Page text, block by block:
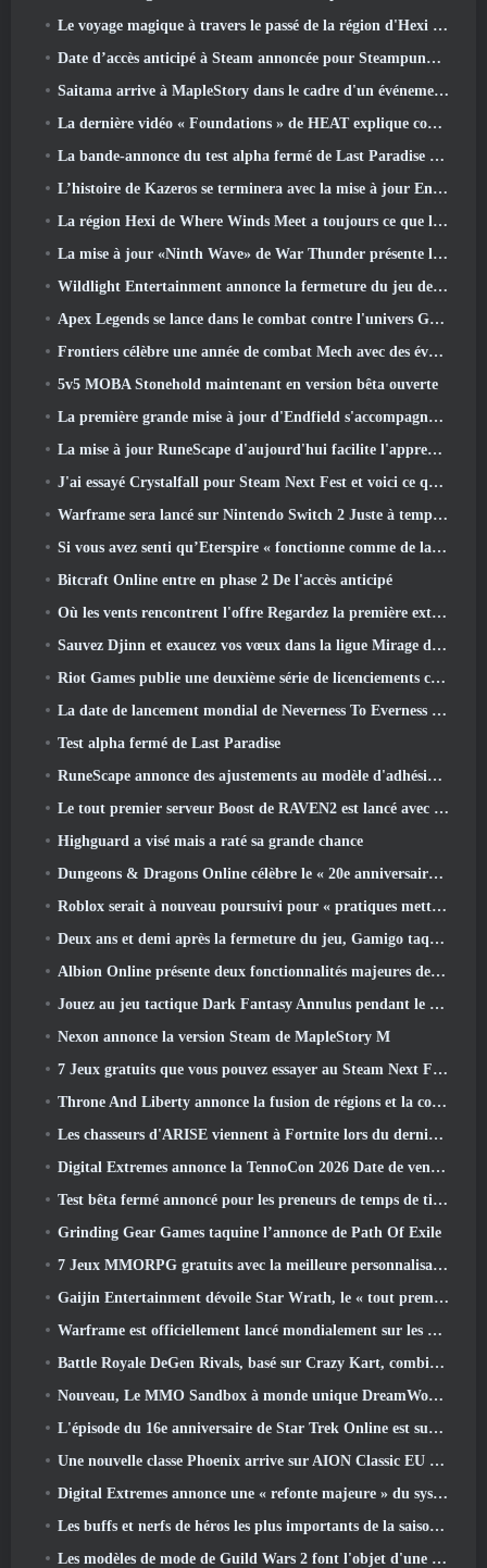
Le voyage magique à travers le passé de la région d'Hexi commence là où les vents se rencontrent aujourd'hui
Date d’accès anticipé à Steam annoncée pour Steampunk ARPG Crystalfall
Saitama arrive à MapleStory dans le cadre d'un événement de collaboration One-Punch Man
La dernière vidéo « Foundations » de HEAT explique comment les agents et les réservoirs travaillent ensemble
La bande-annonce du test alpha fermé de Last Paradise nous rappelle à quoi ressemble vraiment la survie à l'apocalypse zombie
L’histoire de Kazeros se terminera avec la mise à jour Ends Of The Abyss de Lost Ark
La région Hexi de Where Winds Meet a toujours ce que les joueurs aiment tout en étant une expérience unique
La mise à jour «Ninth Wave» de War Thunder présente les jets de rang IX
Wildlight Entertainment annonce la fermeture du jeu de tir gratuit Highguard
Apex Legends se lance dans le combat contre l'univers Gundam dans le dernier événement crossover
Frontiers célèbre une année de combat Mech avec des événements d'anniversaire
5v5 MOBA Stonehold maintenant en version bêta ouverte
La première grande mise à jour d'Endfield s'accompagne de nombreuses optimisations
La mise à jour RuneScape d'aujourd'hui facilite l'apprentissage des styles de combat originaux du MMORPG.
J'ai essayé Crystalfall pour Steam Next Fest et voici ce que j'ai appris
Warframe sera lancé sur Nintendo Switch 2 Juste à temps pour la prochaine mise à jour majeure, Le graphiste de l'ombre
Si vous avez senti qu’Eterspire « fonctionne comme de la merde », Le directeur créatif dit que ce n’est plus le cas
Bitcraft Online entre en phase 2 De l'accès anticipé
Où les vents rencontrent l'offre Regardez la première extension majeure de Hexi Live Stream
Sauvez Djinn et exaucez vos vœux dans la ligue Mirage de Path Of Exile
Riot Games publie une deuxième série de licenciements ce mois-ci
La date de lancement mondial de Neverness To Everness révélée
Test alpha fermé de Last Paradise
RuneScape annonce des ajustements au modèle d'adhésion Premier pour tenir compte des modifications récentes apportées au MMORPG
Le tout premier serveur Boost de RAVEN2 est lancé avec la mise à jour d'aujourd'hui
Highguard a visé mais a raté sa grande chance
Dungeons & Dragons Online célèbre le « 20e anniversaire de Natural » avec une quête spéciale et des récompenses
Roblox serait à nouveau poursuivi pour « pratiques mettant en danger et exploitant des enfants »
Deux ans et demi après la fermeture du jeu, Gamigo taquine le retour du MMO médiéval Glory Victis
Albion Online présente deux fonctionnalités majeures de guerre de factions dans la mise à jour Realm Divided Part II
Jouez au jeu tactique Dark Fantasy Annulus pendant le prochain festival Steam
Nexon annonce la version Steam de MapleStory M
7 Jeux gratuits que vous pouvez essayer au Steam Next Fest
Throne And Liberty annonce la fusion de régions et la consolidation de serveurs
Les chasseurs d'ARISE viennent à Fortnite lors du dernier événement de collaboration
Digital Extremes annonce la TennoCon 2026 Date de vente des billets
Test bêta fermé annoncé pour les preneurs de temps de tir à la troisième personne
Grinding Gear Games taquine l’annonce de Path Of Exile
7 Jeux MMORPG gratuits avec la meilleure personnalisation des personnages
Gaijin Entertainment dévoile Star Wrath, le « tout premier jeu d’action et d’extraction spatiale »
Warframe est officiellement lancé mondialement sur les appareils Android
Battle Royale DeGen Rivals, basé sur Crazy Kart, combine toutes les choses que vous ne saviez probablement pas que vous vouliez combiner
Nouveau, Le MMO Sandbox à monde unique DreamWorld arrive sur Steam en accès anticipé
L'épisode du 16e anniversaire de Star Trek Online est supprimé dans le cadre de la mise à jour « Corruption »
Une nouvelle classe Phoenix arrive sur AION Classic EU dans la mise à jour « Ignite »
Digital Extremes annonce une « refonte majeure » du système de progression des joueurs de Soulframe
Les buffs et nerfs de héros les plus importants de la saison 6.5
Les modèles de mode de Guild Wars 2 font l'objet d'une refonte basée sur les commentaires des joueurs